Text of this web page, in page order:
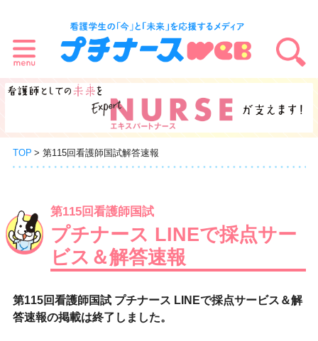
TOP 第115回看護師国試解答速報
第115回看護師国試
プチナース LINEで採点サー
ビス＆解答速報
第115回看護師国試 プチナース LINEで採点サービス＆解
答速報の掲載は終了しました。